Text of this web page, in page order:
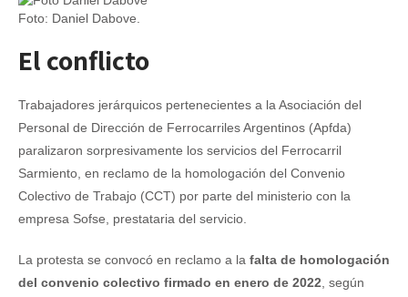
Foto: Daniel Dabove.
El conflicto
Trabajadores jerárquicos pertenecientes a la Asociación del
Personal de Dirección de Ferrocarriles Argentinos (Apfda)
paralizaron sorpresivamente los servicios del Ferrocarril
Sarmiento, en reclamo de la homologación del Convenio
Colectivo de Trabajo (CCT) por parte del ministerio con la
empresa Sofse, prestataria del servicio.
La protesta se convocó en reclamo a la falta de homologación
del convenio colectivo firmado en enero de 2022, según